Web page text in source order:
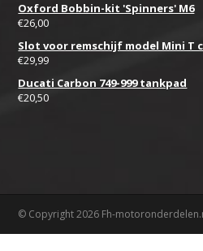
Oxford Bobbin-kit 'Spinners' M6
€26,00
Slot voor remschijf model Mini T
€29,99
Ducati Carbon 749-999 tankpad
€20,50
© Copyright 2026 Fh-